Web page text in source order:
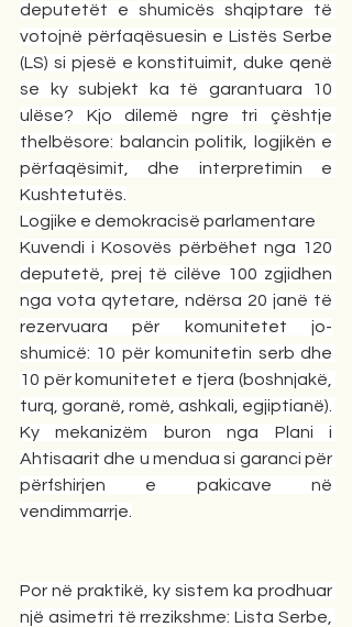
deputetët e shumicës shqiptare të
votojnë përfaqësuesin e Listës Serbe
(LS) si pjesë e konstituimit, duke qenë
se ky subjekt ka të garantuara 10
ulëse? Kjo dilemë ngre tri çështje
thelbësore: balancin politik, logjikën e
përfaqësimit, dhe interpretimin e
Kushtetutës.
Logjike e demokracisë parlamentare
Kuvendi i Kosovës përbëhet nga 120
deputetë, prej të cilëve 100 zgjidhen
nga vota qytetare, ndërsa 20 janë të
rezervuara për komunitetet jo-
shumicë: 10 për komunitetin serb dhe
10 për komunitetet e tjera (boshnjakë,
turq, goranë, romë, ashkali, egjiptianë).
Ky mekanizëm buron nga Plani i
Ahtisaarit dhe u mendua si garanci për
përfshirjen e pakicave në
vendimmarrje.
Por në praktikë, ky sistem ka prodhuar
një asimetri të rrezikshme: Lista Serbe,